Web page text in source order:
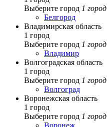
Выберите город 1 город
Белгород
Владимирская область
1 город
Выберите город 1 город
Владимир
Волгоградская область
1 город
Выберите город 1 город
Волгоград
Воронежская область
1 город
Выберите город 1 город
Воронеж